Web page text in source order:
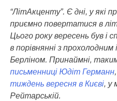
“ЛітАкценту”. Є дні, у які
приємно повертатися в
Цього року вересень був і
в порівнянні з
Берліном. Принаймні,
письменниці Юдіт Германн
тиждень вересня в Києві, у
Рейтарській.